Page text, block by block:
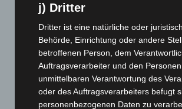
3. August 2026
Hannover: Polizei stoppt 166
Großkontrolle
2. August 2026
Hannover Klassik Open Air 2026:
Maschpark
2. August 2026
j) Dritter
Dritter ist eine natürliche oder
Behörde, Einrichtung oder andere
betroffenen Person, dem
Auftragsverarbeiter und den
unmittelbaren Verantwortung des
oder des Auftragsverarbeiters befugt
personenbezogenen Daten zu